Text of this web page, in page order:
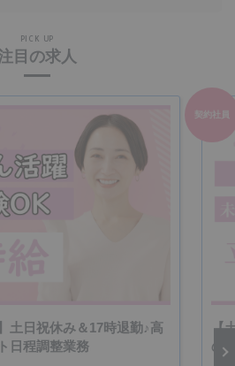
PICK UP
目の求人
土日祝休み＆17時退勤♪高
日程調整業務
契約社員
【
の